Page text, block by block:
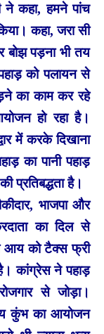
ने कहा, हमने पांच
कहा, जरा सी
बोझ पड़ना भी तय
को पलायन से
का काम कर रहे
हो रहा है।
में करके दिखाना
का पानी पहाड़
प्रतिबद्धता है।
भाजपा और
का दिल से
आय को टैक्स फ्री
कांग्रेस ने पहाड़
से जोड़ा।
कुंभ का आयोजन